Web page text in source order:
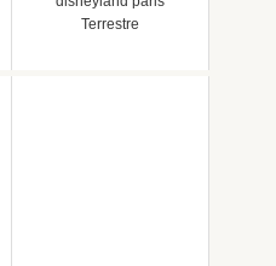
Terrestre